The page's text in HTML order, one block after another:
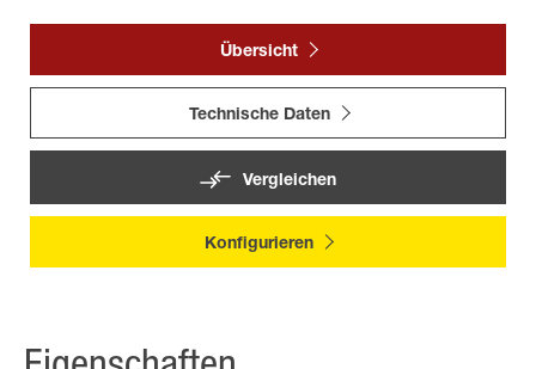
Übersicht
Technische Daten
Vergleichen
Konfigurieren